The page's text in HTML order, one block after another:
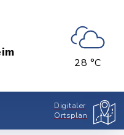
28 °C
Digitaler
Ortsplan